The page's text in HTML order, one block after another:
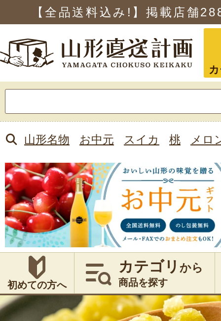
【全品送料込み!】掲載店舗
索:
山形名物 お中元 スイカ 桃 メロ
初めての方へ
カテゴリ から
商品を探す